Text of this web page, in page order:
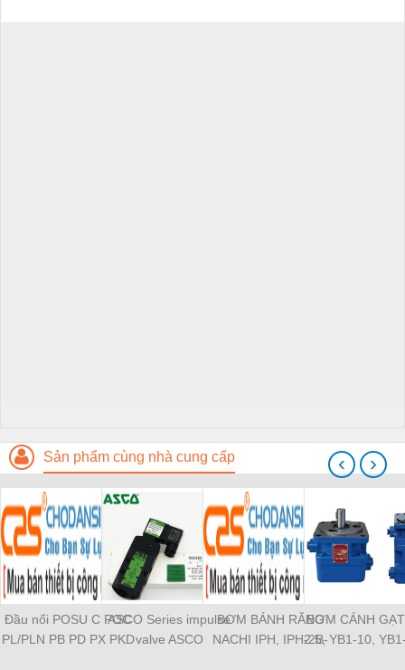
Sản phẩm cùng nhà cung cấp
Đầu nối POSU C POC
PL/PLN PB PD PX PKD
ASCO Series impulse
valve ASCO
BƠM BÁNH RĂNG
NACHI IPH, IPH-2B-
BƠM CÁNH
2.5, YB1-10,
‹ ›